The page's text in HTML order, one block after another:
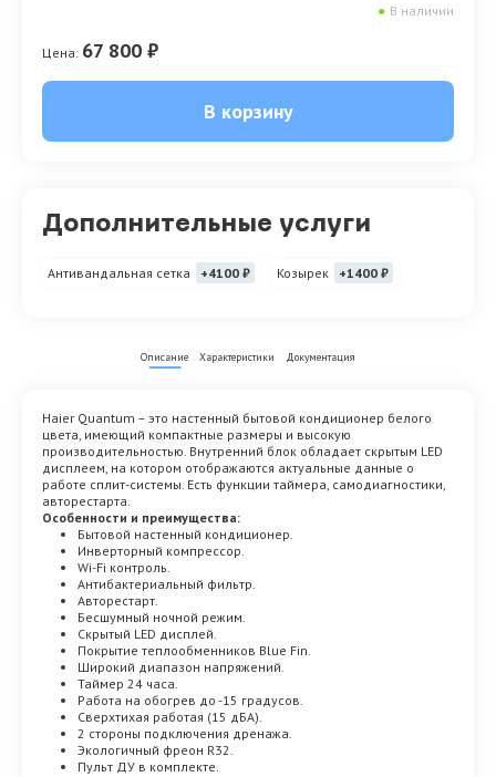
● В наличии
Цена: 67 800 ₽
В корзину
Дополнительные услуги
Антивандальная сетка +4100 ₽ Козырек +1400 ₽
Описание Характеристики Документация
Haier Quantum – это настенный бытовой кондиционер белого
цвета, имеющий компактные размеры и высокую
производительностью. Внутренний блок обладает скрытым LED
дисплеем, на котором отображаются актуальные данные о
работе сплит-системы. Есть функции таймера, самодиагностики,
авторестарта.
Особенности и преимущества:
Бытовой настенный кондиционер.
Инверторный компрессор.
Wi-Fi контроль.
Антибактериальный фильтр.
Авторестарт.
Бесшумный ночной режим.
Скрытый LED дисплей.
Покрытие теплообменников Blue Fin.
Широкий диапазон напряжений.
Таймер 24 часа.
Работа на обогрев до -15 градусов.
Сверхтихая работая (15 дБА).
2 стороны подключения дренажа.
Экологичный фреон R32.
Пульт ДУ в комплекте.